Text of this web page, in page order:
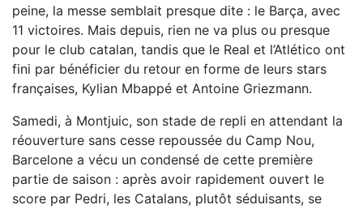
peine, la messe semblait presque dite : le Barça, avec
11 victoires. Mais depuis, rien ne va plus ou presque
pour le club catalan, tandis que le Real et l’Atlético ont
fini par bénéficier du retour en forme de leurs stars
françaises, Kylian Mbappé et Antoine Griezmann.
Samedi, à Montjuic, son stade de repli en attendant la
réouverture sans cesse repoussée du Camp Nou,
Barcelone a vécu un condensé de cette première
partie de saison : après avoir rapidement ouvert le
score par Pedri, les Catalans, plutôt séduisants, se